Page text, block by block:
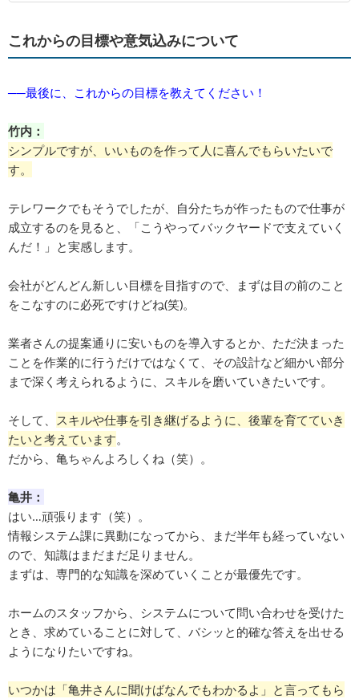
これからの目標や意気込みについて
──最後に、これからの目標を教えてください！
竹内：
シンプルですが、いいものを作って人に喜んでもらいたいで
す。
テレワークでもそうでしたが、自分たちが作ったもので仕事が
成立するのを見ると、「こうやってバックヤードで支えていく
んだ！」と実感します。
会社がどんどん新しい目標を目指すので、まずは目の前のこと
をこなすのに必死ですけどね(笑)。
業者さんの提案通りに安いものを導入するとか、ただ決まった
ことを作業的に行うだけではなくて、その設計など細かい部分
まで深く考えられるように、スキルを磨いていきたいです。
そして、 スキルや仕事を引き継げるように、後輩を育てていき
たいと考えています。
だから、亀ちゃんよろしくね（笑）。
亀井：
はい…頑張ります（笑）。
情報システム課に異動になってから、まだ半年も経っていない
ので、知識はまだまだ足りません。
まずは、専門的な知識を深めていくことが最優先です。
ホームのスタッフから、システムについて問い合わせを受けた
とき、求めていることに対して、バシッと的確な答えを出せる
ようになりたいですね。
いつかは「亀井さんに聞けばなんでもわかるよ」と言ってもら